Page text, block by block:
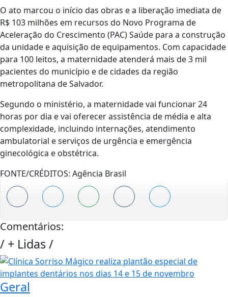
O ato marcou o início das obras e a liberação imediata de
R$ 103 milhões em recursos do Novo Programa de
Aceleração do Crescimento (PAC) Saúde para a construção
da unidade e aquisição de equipamentos. Com capacidade
para 100 leitos, a maternidade atenderá mais de 3 mil
pacientes do município e de cidades da região
metropolitana de Salvador.
Segundo o ministério, a maternidade vai funcionar 24
horas por dia e vai oferecer assistência de média e alta
complexidade, incluindo internações, atendimento
ambulatorial e serviços de urgência e emergência
ginecológica e obstétrica.
FONTE/CRÉDITOS: Agência Brasil
Comentários:
/ + Lidas/
Geral